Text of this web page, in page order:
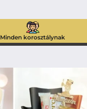
Minden korosztálynak